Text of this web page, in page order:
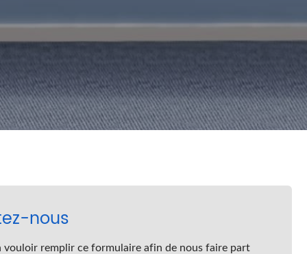
nous
vouloir remplir ce formulaire afin de nous faire part